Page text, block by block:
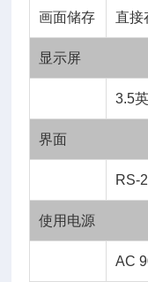
画面储存 直接
显示屏
3.5
界面
RS-
使用电源
AC